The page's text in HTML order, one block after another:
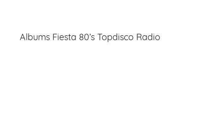
Albums Fiesta 80’s Topdisco Radio